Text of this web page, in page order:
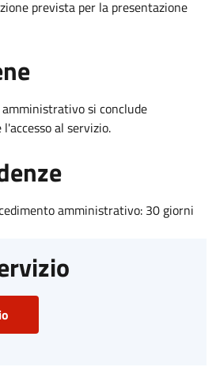
prevista per la presentazione
si conclude
al servizio.
amministrativo: 30 giorni